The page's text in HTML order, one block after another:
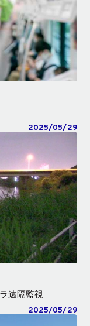
2025/05/29
遠隔監視
2025/05/29